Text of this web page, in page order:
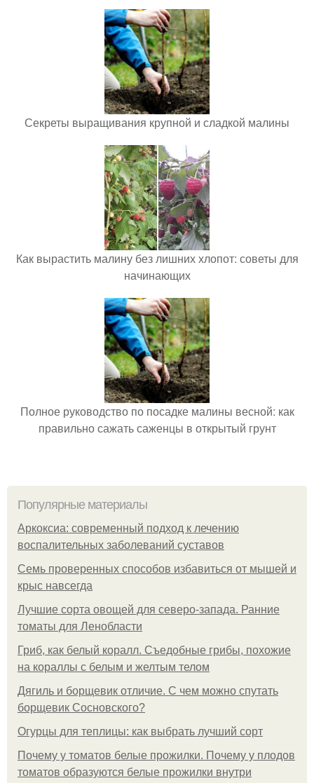
Секреты выращивания крупной и сладкой малины
Как вырастить малину без лишних хлопот: советы для
начинающих
Полное руководство по посадке малины весной: как
правильно сажать саженцы в открытый грунт
Популярные материалы
Аркоксиа: современный подход к лечению
воспалительных заболеваний суставов
Семь проверенных способов избавиться от мышей и
крыс навсегда
Лучшие сорта овощей для северо-запада. Ранние
томаты для Ленобласти
Гриб, как белый коралл. Съедобные грибы, похожие
на кораллы с белым и желтым телом
Дягиль и борщевик отличие. С чем можно спутать
борщевик Сосновского?
Огурцы для теплицы: как выбрать лучший сорт
Почему у томатов белые прожилки. Почему у плодов
томатов образуются белые прожилки внутри